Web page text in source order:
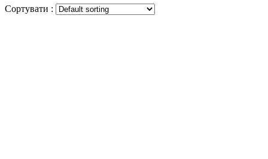
Сортувати :